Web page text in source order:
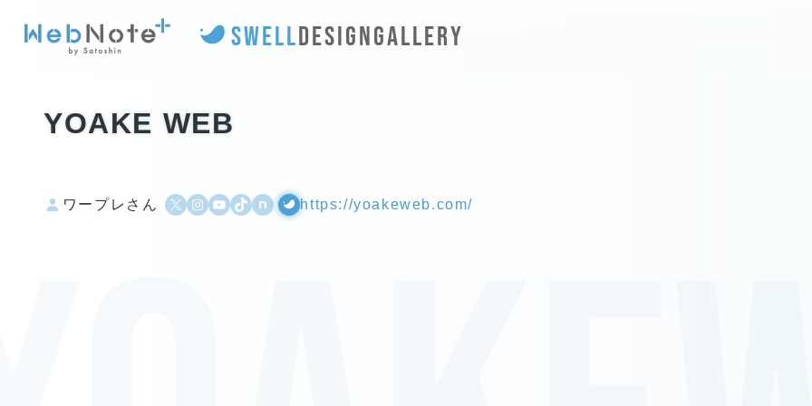
SWELLDESIGNGALLERY
YOAKE WEB
ワープレさん X Instagram
YouTube
TikTok
500pxWordPress
https://yoakeweb.com/